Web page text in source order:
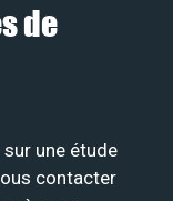
de
une étude
contacter